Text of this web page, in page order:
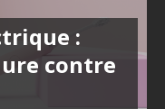
:
contre